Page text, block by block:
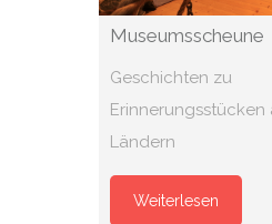
Museumsscheune
Geschichten zu
Erinnerungsstücken
Ländern
Weiterlesen